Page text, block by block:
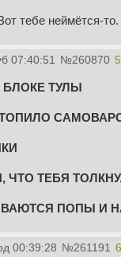
тебе неймётся-то.
07:40:51 №260870 5
ТУЛЫ
ЧТО ТЕБЯ
ПОПЫ И
00:39:28 №261191 6